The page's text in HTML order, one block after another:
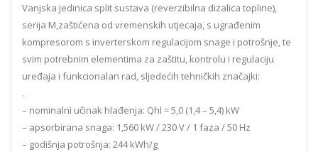
Vanjska jedinica split sustava (reverzibilna dizalica topline),
serija M,zaštićena od vremenskih utjecaja, s ugrađenim
kompresorom s inverterskom regulacijom snage i potrošnje, te
svim potrebnim elementima za zaštitu, kontrolu i regulaciju
uređaja i funkcionalan rad, sljedećih tehničkih značajki:
.
– nominalni učinak hlađenja: Qhl = 5,0 (1,4 – 5,4) kW
– apsorbirana snaga: 1,560 kW / 230 V / 1 faza / 50 Hz
– godišnja potrošnja: 244 kWh/g